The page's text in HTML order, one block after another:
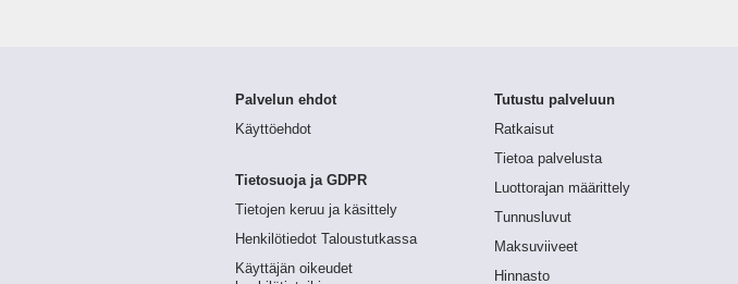
Palvelun ehdot
Käyttöehdot
Tietosuoja ja GDPR
Tietojen keruu ja käsittely
Henkilötiedot Taloustutkassa
Käyttäjän oikeudet
Tutustu palveluun
Ratkaisut
Tietoa palvelusta
Luottorajan määrittely
Tunnusluvut
Maksuviiveet
Hinnasto